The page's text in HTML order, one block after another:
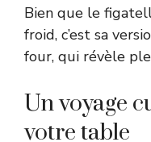
Bien que le
froid, c’est sa
four, qui révèle
Un voyage
votre table